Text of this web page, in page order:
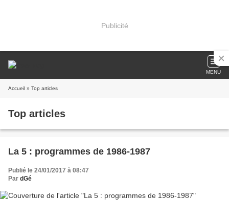
Publicité
MENU
Accueil » Top articles
Top articles
La 5 : programmes de 1986-1987
Publié le 24/01/2017 à 08:47
Par dGé